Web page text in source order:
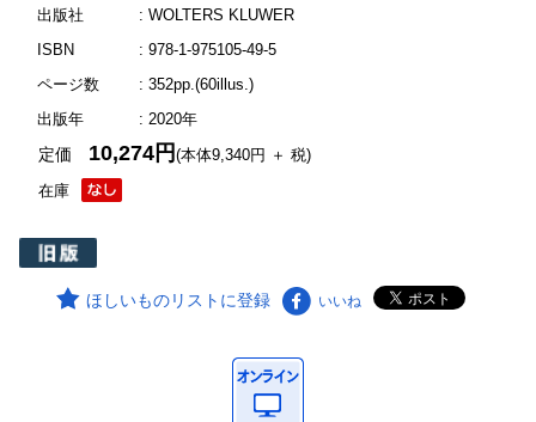
出版社
: WOLTERS KLUWER
ISBN
: 978-1-975105-49-5
ページ数
: 352pp.(60illus.)
出版年
: 2020年
在庫
定価 10,274円(本体9,340円 ＋ 税)
ほしいものリストに登録 いいね